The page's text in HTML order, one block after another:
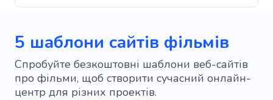
5 шаблони сайтів фільмів
Спробуйте безкоштовні шаблони веб-сайтів
про фільми, щоб створити сучасний онлайн-
центр для різних проектів.